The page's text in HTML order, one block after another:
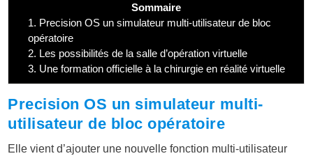
Sommaire
1. Precision OS un simulateur multi-utilisateur de bloc
opératoire
2. Les possibilités de la salle d’opération virtuelle
3. Une formation officielle à la chirurgie en réalité virtuelle
Precision OS un simulateur multi-
utilisateur de bloc opératoire
Elle vient d’ajouter une nouvelle fonction multi-utilisateur